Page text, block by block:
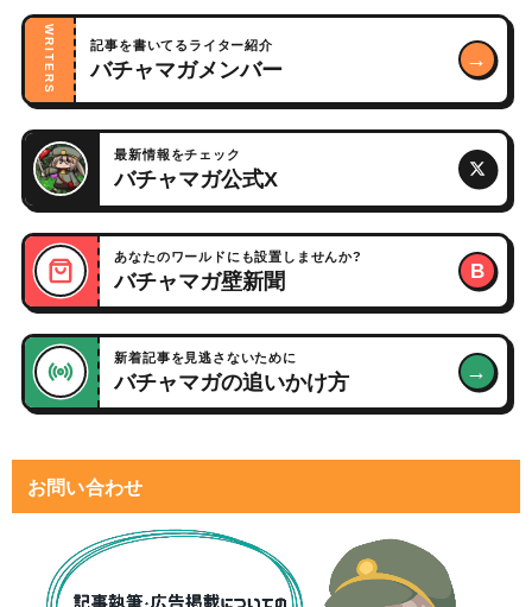
WRITERS 記事を書いてるライター紹介
バチャマガメンバー →
最新情報をチェック
バチャマガ公式X
あなたのワールドにも設置しませんか?
バチャマガ壁新聞 B
新着記事を見逃さないために
バチャマガの追いかけ方 →
お問い合わせ